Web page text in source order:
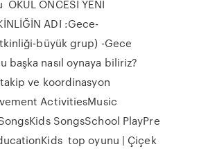
ÖNCESİ YENİ
ADI :Gece-
büyük grup) -Gece
başka nasıl oynaya biliriz?
ve koordinasyon
ActivitiesMusic
SongsSchool PlayPre
top oyunu | Çiçek